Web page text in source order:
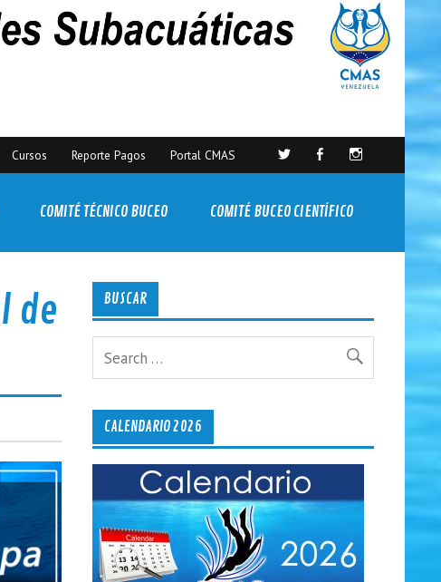
Cursos Reporte Pagos Portal CMAS
COMITÉ TÉCNICO BUCEO COMITÉ BUCEO CIENTÍFICO
de
BUSCAR
CALENDARIO 2026